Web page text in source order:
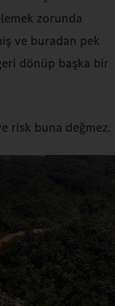
zorunda
ve buradan pek
dönüp başka bir
risk buna değmez.